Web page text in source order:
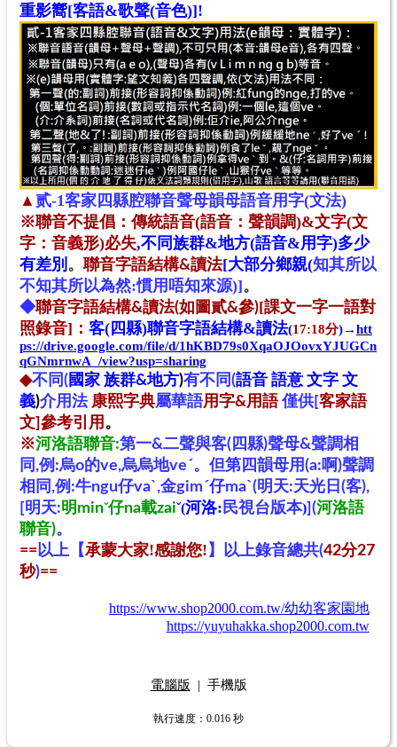
重影嚮[客語&歌聲(音色)]!
▲ 贰-1客家四縣腔聯音聲母韻母語音用字(文法)
※聯音不提倡 ：傳統語音(語音：聲韻調)&文字(文
字：音義形)必失,不同族群&地方(語音&用字)多少
有差別 。 聯音字語結構&讀法[大部分鄉親(知其所以
不知其所以為然:慣用唔知來源)]。
◆聯音字語結構&讀法(如圖貳&參)[課文一字一語對
照錄音] ： 客(四縣)聯音字語結構&讀法(17:18分)→htt
ps://drive.google.com/file/d/1hKBD79s0XqaOJOovxYJUGCn
qGNmrnwA_/view?usp=sharing
◆不同( 國家 族群&地方)有不同(語音 語意 文字 文
義)介用法 康熙字典屬華語用字&用語 僅供[ 客家語
文 ]參考引用 。
※河洛語聯音:第一&二聲與客(四縣)聲母&聲調相
同,例:烏o的ve,烏烏地veˊ。但第四韻母用(a:啊)聲調
相同,例:牛ngu仔vaˋ,金gimˊ仔maˋ(明天:天光日(客),
[明天:明minˇ仔na載zaiˇ(河洛:民視台版本) (河洛語
聯音)。
==以上【承蒙大家!感謝您! 】 以上錄音總共(42分27
秒)==
https://www.shop2000.com.tw/幼幼客家園地
https://yuyuhakka.shop2000.com.tw
電腦版 | 手機版
執行速度 ：0.016 秒